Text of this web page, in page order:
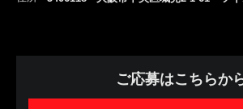
ご応募はこちらか